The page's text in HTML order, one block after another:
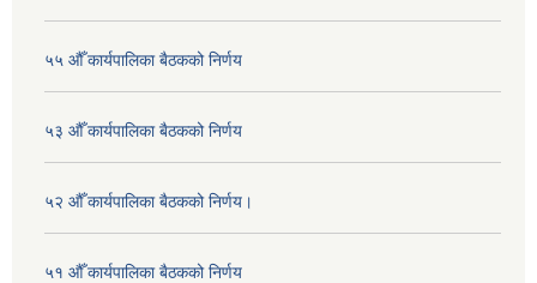
५५ औँ कार्यपालिका बैठकको निर्णय
५३ औँ कार्यपालिका बैठकको निर्णय
५२ औँ कार्यपालिका बैठकको निर्णय।
५१ औँ कार्यपालिका बैठकको निर्णय